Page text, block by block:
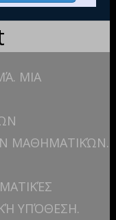
ΜΙΑ
ΜΑΘΗΜΑΤΙΚΏΝ.
ΥΠΌΘΕΣΗ.